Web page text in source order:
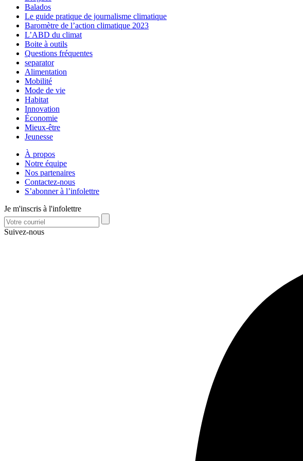
Balados
Le guide pratique de journalisme climatique
Baromètre de l’action climatique 2023
L’ABD du climat
Boite à outils
Questions fréquentes
separator
Alimentation
Mobilité
Mode de vie
Habitat
Innovation
Économie
Mieux-être
Jeunesse
À propos
Notre équipe
Nos partenaires
Contactez-nous
S’abonner à l’infolettre
Je m'inscris à l'infolettre
Suivez-nous